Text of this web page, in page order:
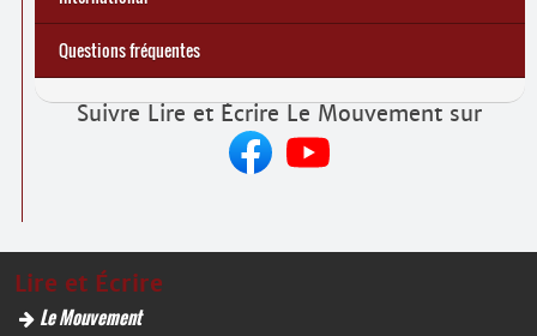
commune comme ça !
amour !
numérique »
numérique »
Projet PASS : Pratiques et politiques d’alphabétisation
Questions fréquentes
Suivre Lire et Écrire Le Mouvement sur
Lire et Écrire
Le Mouvement